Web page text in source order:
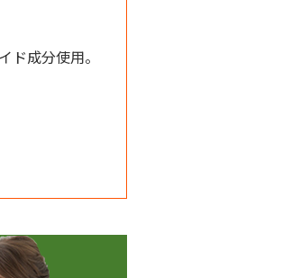
成分使用。